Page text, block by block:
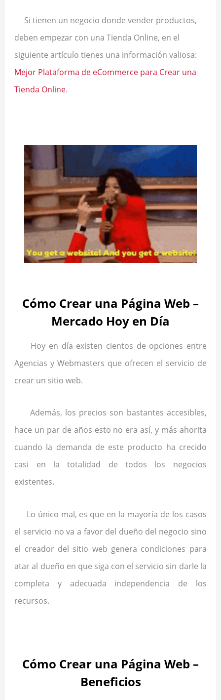
Si tienen un negocio donde vender productos,
deben empezar con una Tienda Online, en el
siguiente artículo tienes una información valiosa:
Mejor Plataforma de eCommerce para Crear una
Tienda Online.
Cómo Crear una Página Web –
Mercado Hoy en Día
Hoy en día existen cientos de opciones entre
Agencias y Webmasters que ofrecen el servicio de
crear un sitio web.
Además, los precios son bastantes accesibles,
hace un par de años esto no era así, y más ahorita
cuando la demanda de este producto ha crecido
casi en la totalidad de todos los negocios
existentes.
Lo único mal, es que en la mayoría de los casos
el servicio no va a favor del dueño del negocio sino
el creador del sitio web genera condiciones para
atar al dueño en que siga con el servicio sin darle la
completa y adecuada independencia de los
recursos.
Cómo Crear una Página Web –
Beneficios